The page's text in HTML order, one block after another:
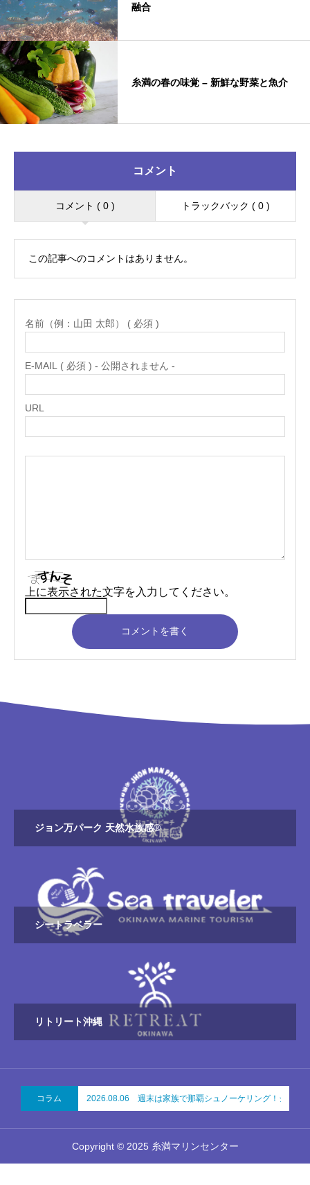
融合
糸満の春の味覚 – 新鮮な野菜と魚介
コメント
コメント ( 0 ) トラックバック ( 0 )
この記事へのコメントはありません。
名前（例：山田 太郎） ( 必須 )
E-MAIL ( 必須 ) - 公開されません -
URL
上に表示された文字を入力してください。
コメントを書く
ジョン万パーク 天然水族感®
シートラベラー
リトリート沖縄
コラム 2026.08.06 週末は家族で那覇シュノーケリング！ジョン万ビー
Copyright © 2025 糸満マリンセンター